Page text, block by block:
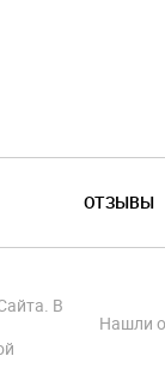
ОТЗЫВЫ
Нашли
В